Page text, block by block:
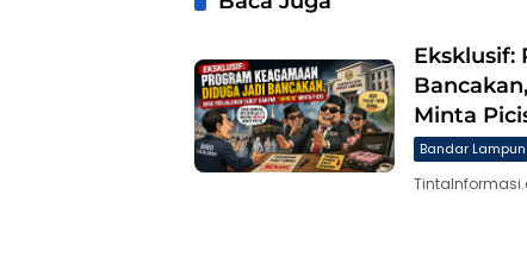
Eksklusif:
Minta
Bandar